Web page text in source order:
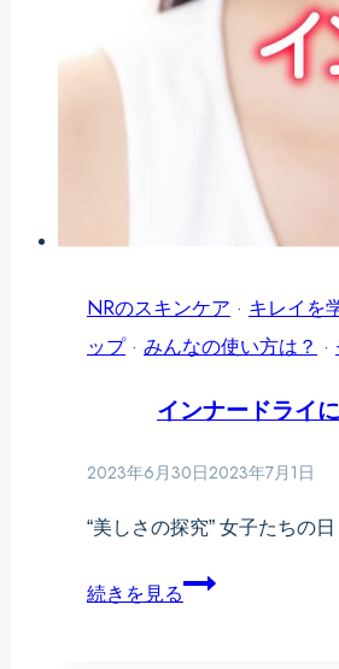
NRのスキンケア · キレイを
ップ· みんなの使い方は？ ·
インナードライ
2023年6月30日2023年7月1日
“美しさの探究” 女子たちの
続きを見るイ